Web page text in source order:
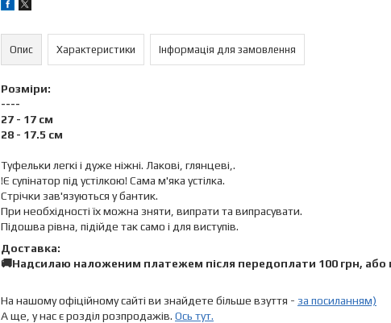
Опис Характеристики Інформація для замовлення
Розміри:
----
27 - 17 см
28 - 17.5 см
Туфельки легкі і дуже ніжні. Лакові, глянцеві,.
!Є супінатор під устілкою! Сама м'яка устілка.
Стрічки зав'язуються у бантик.
При необхідності їх можна зняти, випрати та випрасувати.
Підошва рівна, підійде так само і для виступів.
Доставка:
🚚Надсилаю наложеним платежем після передоплати 100 грн, або
На нашому офіційному сайті ви знайдете більше взуття - за посиланням)
А ще, у нас є розділ розпродажів. Ось тут.